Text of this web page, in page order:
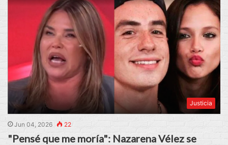
Justicia
Jun 04, 2026 22
"Pensé que me moría": Nazarena Vélez se